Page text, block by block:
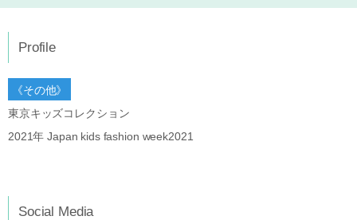
Profile
《その他》
東京キッズコレクション
2021年 Japan kids fashion week2021
Social Media